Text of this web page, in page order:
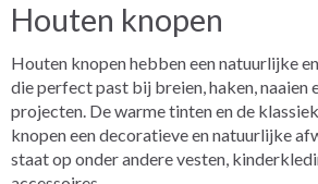
Houten knopen
Houten knopen hebben een natuurlijke
die perfect past bij breien, haken, naaien
projecten. De warme tinten en de
knopen een decoratieve en natuurlijke
staat op onder andere vesten,